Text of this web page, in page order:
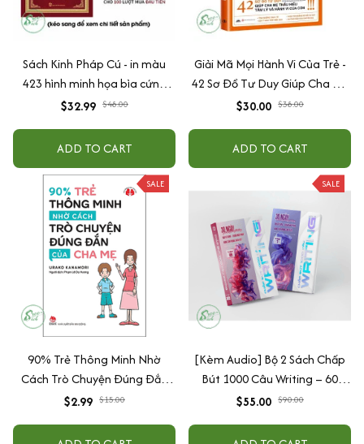
Sách Kinh Pháp Cú - in màu
423 hình minh họa bìa cứng
cao cấp + tặng kèm vòng tay
$32.99 $48.00
ADD TO CART
Giải Mã Mọi Hành Vi Của Trẻ -
42 Sơ Đồ Tư Duy Giúp Cha Mẹ
Thấu Hiểu Tâm Lý Và Hành Vi
$30.00 $38.00
ADD TO CART
SALE
90% Trẻ Thông Minh Nhờ
Cách Trò Chuyện Đúng Đắn
Của Cha Mẹ
$2.99 $15.00
SALE
[Kèm Audio] Bộ 2 Sách Chấp
Bút 1000 Câu Writing – 60
Ngày Gieo Trồng Tư Duy
$55.00 $90.00